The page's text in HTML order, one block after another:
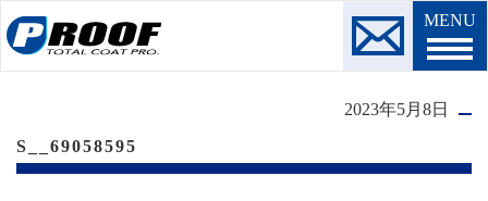
MENU
2023年5月8日
S__69058595